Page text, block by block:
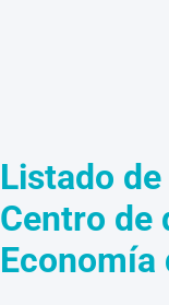
Listado
Centro de
Economía